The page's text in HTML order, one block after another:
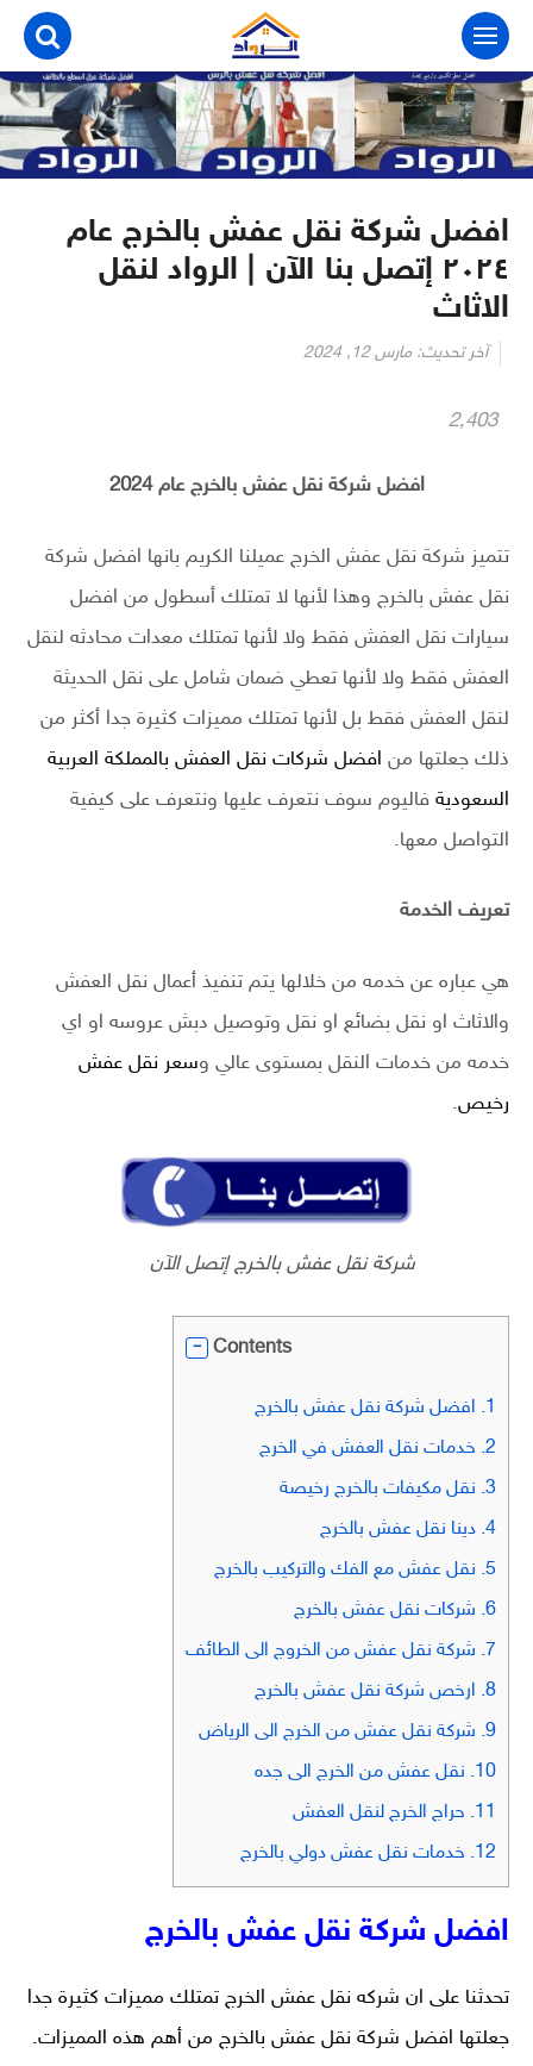
التجاوز
المحتوى
افضل شركة نقل عفش بالخرج عام
٢٠٢٤ إتصل بنا الآن | الرواد لنقل
الاثاث
آخر تحديث: مارس 12, 2024
2٬403
افضل شركة نقل عفش بالخرج عام 2024
تتميز شركة نقل عفش الخرج عميلنا الكريم بانها افضل شركة
نقل عفش بالخرج وهذا لأنها لا تمتلك أسطول من افضل
سيارات نقل العفش فقط ولا لأنها تمتلك معدات محادثه لنقل
العفش فقط ولا لأنها تعطي ضمان شامل على نقل الحديثة
لنقل العفش فقط بل لأنها تمتلك مميزات كثيرة جدا أكثر من
ذلك جعلتها من افضل شركات نقل العفش بالمملكة العربية
السعودية فاليوم سوف نتعرف عليها ونتعرف على كيفية
التواصل معها.
تعريف الخدمة
هي عباره عن خدمه من خلالها يتم تنفيذ أعمال نقل العفش
والاثاث او نقل بضائع او نقل وتوصيل دبش عروسه او اي
خدمه من خدمات النقل بمستوى عالي وسعر نقل عفش
رخيص.
شركة نقل عفش بالخرج إتصل الآن
Contents
1. افضل شركة نقل عفش بالخرج
2. خدمات نقل العفش في الخرج
3. نقل مكيفات بالخرج رخيصة
4. دينا نقل عفش بالخرج
5. نقل عفش مع الفك والتركيب بالخرج
6. شركات نقل عفش بالخرج
7. شركة نقل عفش من الخروج الى الطائف
8. ارخص شركة نقل عفش بالخرج
9. شركة نقل عفش من الخرج الى الرياض
10. نقل عفش من الخرج الى جده
11. حراج الخرج لنقل العفش
12. خدمات نقل عفش دولي بالخرج
افضل شركة نقل عفش بالخرج
تحدثنا على ان شركه نقل عفش الخرج تمتلك مميزات كثيرة جدا
جعلتها افضل شركة نقل عفش بالخرج من أهم هذه المميزات.